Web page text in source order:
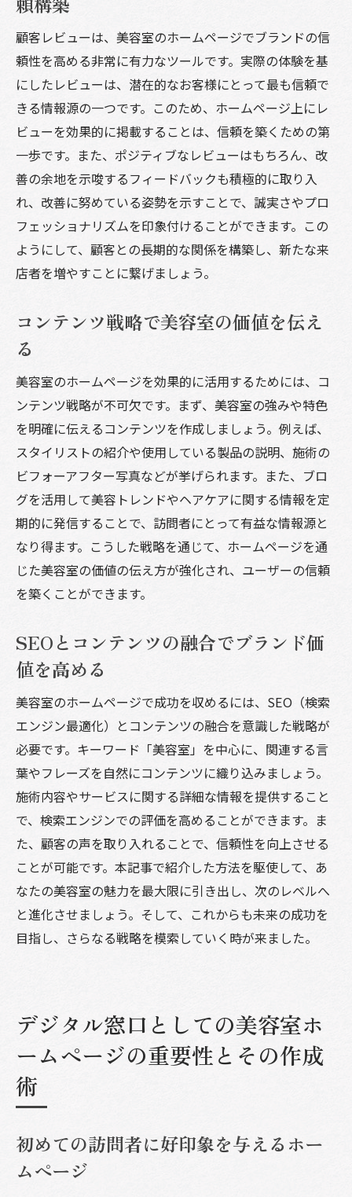
顧客レビューは、美容室のホームページでブランドの信
頼性を高める非常に有力なツールです。実際の体験を基
にしたレビューは、潜在的なお客様にとって最も信頼で
きる情報源の一つです。このため、ホームページ上にレ
ビューを効果的に掲載することは、信頼を築くための第
一歩です。また、ポジティブなレビューはもちろん、改
善の余地を示唆するフィードバックも積極的に取り入
れ、改善に努めている姿勢を示すことで、誠実さやプロ
フェッショナリズムを印象付けることができます。この
ようにして、顧客との長期的な関係を構築し、新たな来
店者を増やすことに繋げましょう。
コンテンツ戦略で美容室の価値を伝え
る
美容室のホームページを効果的に活用するためには、コ
ンテンツ戦略が不可欠です。まず、美容室の強みや特色
を明確に伝えるコンテンツを作成しましょう。例えば、
スタイリストの紹介や使用している製品の説明、施術の
ビフォーアフター写真などが挙げられます。また、ブロ
グを活用して美容トレンドやヘアケアに関する情報を定
期的に発信することで、訪問者にとって有益な情報源と
なり得ます。こうした戦略を通じて、ホームページを通
じた美容室の価値の伝え方が強化され、ユーザーの信頼
を築くことができます。
SEOとコンテンツの融合でブランド価
値を高める
美容室のホームページで成功を収めるには、SEO（検索
エンジン最適化）とコンテンツの融合を意識した戦略が
必要です。キーワード「美容室」を中心に、関連する言
葉やフレーズを自然にコンテンツに織り込みましょう。
施術内容やサービスに関する詳細な情報を提供すること
で、検索エンジンでの評価を高めることができます。ま
た、顧客の声を取り入れることで、信頼性を向上させる
ことが可能です。本記事で紹介した方法を駆使して、あ
なたの美容室の魅力を最大限に引き出し、次のレベルへ
と進化させましょう。そして、これからも未来の成功を
目指し、さらなる戦略を模索していく時が来ました。
デジタル窓口としての美容室ホ
ームページの重要性とその作成
術
初めての訪問者に好印象を与えるホー
ムページ